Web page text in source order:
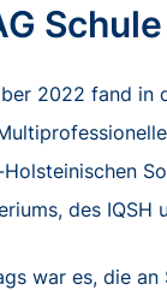
2022 fand in
des IQSH
war es, die